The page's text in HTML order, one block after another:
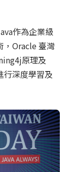
作為企業級
，Oracle 臺灣
原理及
行深度學習及